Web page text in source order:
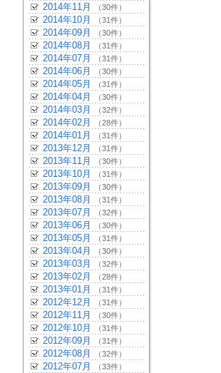
2014年11月 （30件）
2014年10月 （31件）
2014年09月 （30件）
2014年08月 （31件）
2014年07月 （31件）
2014年06月 （30件）
2014年05月 （31件）
2014年04月 （30件）
2014年03月 （32件）
2014年02月 （28件）
2014年01月 （31件）
2013年12月 （31件）
2013年11月 （30件）
2013年10月 （31件）
2013年09月 （30件）
2013年08月 （31件）
2013年07月 （32件）
2013年06月 （30件）
2013年05月 （31件）
2013年04月 （30件）
2013年03月 （32件）
2013年02月 （28件）
2013年01月 （31件）
2012年12月 （31件）
2012年11月 （30件）
2012年10月 （31件）
2012年09月 （31件）
2012年08月 （32件）
2012年07月 （33件）